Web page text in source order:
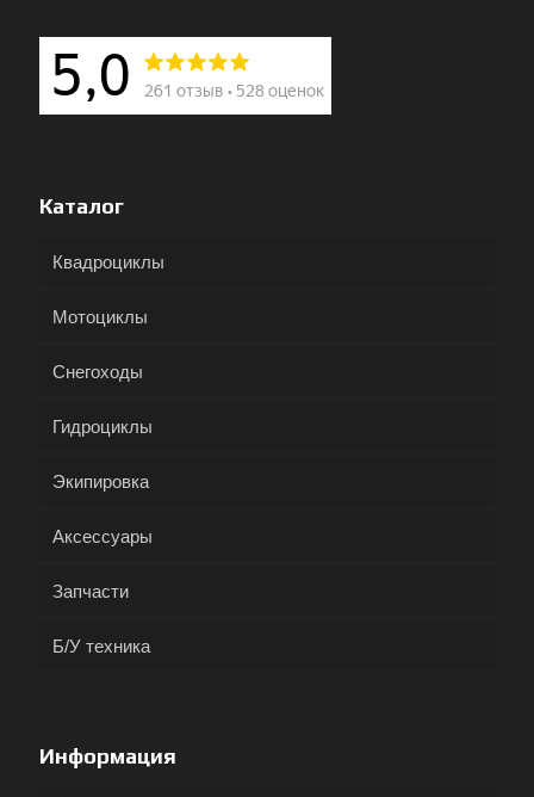
Каталог
Квадроциклы
Мотоциклы
Снегоходы
Гидроциклы
Экипировка
Аксессуары
Запчасти
Б/У техника
Информация